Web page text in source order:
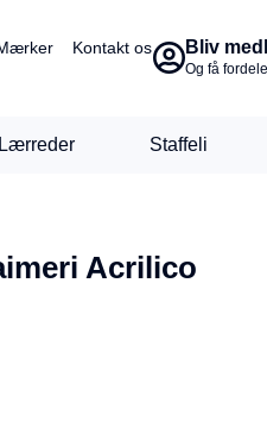
Kontakt os Bliv
Og få
Lærreder Staffeli
Acrilico